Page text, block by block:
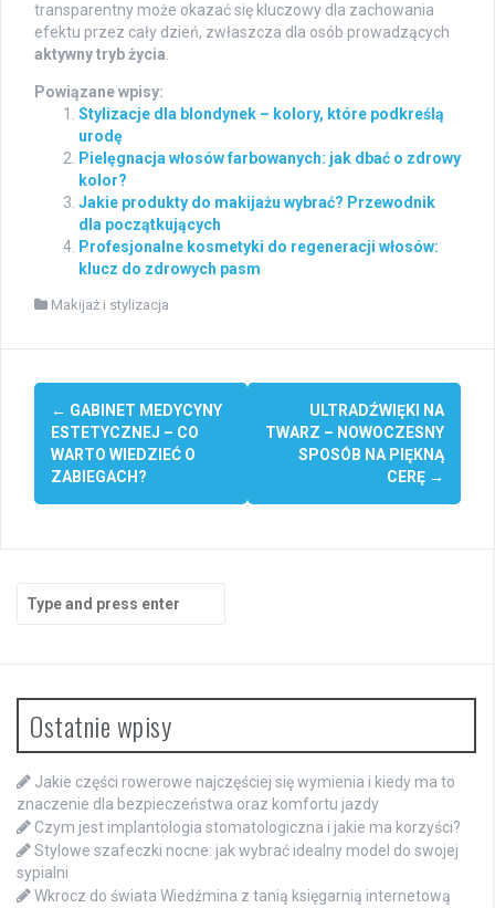
transparentny może okazać się kluczowy dla zachowania
efektu przez cały dzień, zwłaszcza dla osób prowadzących
aktywny tryb życia.
Powiązane wpisy:
Stylizacje dla blondynek – kolory, które podkreślą
urodę
Pielęgnacja włosów farbowanych: jak dbać o zdrowy
kolor?
Jakie produkty do makijażu wybrać? Przewodnik
dla początkujących
Profesjonalne kosmetyki do regeneracji włosów:
klucz do zdrowych pasm
Makijaż i stylizacja
Post
navigation
← GABINET MEDYCYNY
ESTETYCZNEJ – CO
WARTO WIEDZIEĆ O
ZABIEGACH?
ULTRADŹWIĘKI NA
TWARZ – NOWOCZESNY
SPOSÓB NA PIĘKNĄ
CERĘ →
Search
for:
Ostatnie wpisy
Jakie części rowerowe najczęściej się wymienia i kiedy ma to
znaczenie dla bezpieczeństwa oraz komfortu jazdy
Czym jest implantologia stomatologiczna i jakie ma korzyści?
Stylowe szafeczki nocne: jak wybrać idealny model do swojej
sypialni
Wkrocz do świata Wiedźmina z tanią księgarnią internetową